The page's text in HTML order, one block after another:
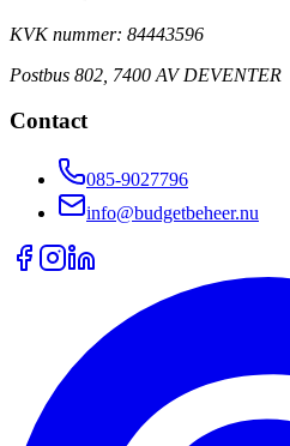
KVK nummer: 84443596
Postbus 802, 7400 AV DEVENTER
Contact
085-9027796
info@budgetbeheer.nu